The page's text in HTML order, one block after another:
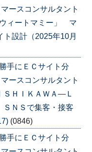
ースコンサルタント
ィートマミー」 マ
ト設計（2025年10月
手にＥＣサイト分
ースコンサルタント
ＨＩＫＡＷＡ―Ｌ
ＮＳで集客・接客
(0846)
手にＥＣサイト分